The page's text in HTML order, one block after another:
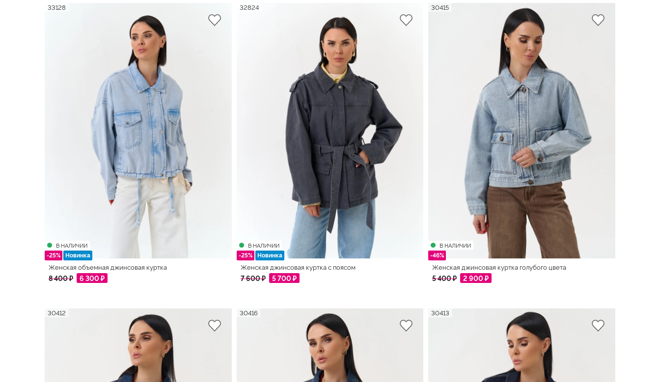
В НАЛИЧИИ
-25% Новинка
33128
Женская объемная джинсовая куртка
8 400 ₽ 6 300 ₽
В НАЛИЧИИ
-25% Новинка
32824
Женская джинсовая куртка с поясом
7 600 ₽ 5 700 ₽
В НАЛИЧИИ
-46%
30415
Женская джинсовая куртка голубого цвета
5 400 ₽ 2 900 ₽
30412 30416 30413